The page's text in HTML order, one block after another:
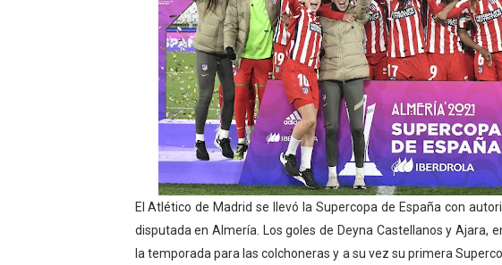
Campeonato de Europa de remo 2026
Mundial de lacrosse femenino 2026
Máxima celebración en el último Impact!
Mundial de esgrima 2026 (Hong Kong) -
Raquel Rodriguez es la nueva monarca
Athletes Unlimited Softball League 2026 -
El Atlético de Madrid se llevó la Supercopa de España con
disputada en Almería. Los goles de Deyna Castellanos y Ajara,
la temporada para las colchoneras y a su vez su primera